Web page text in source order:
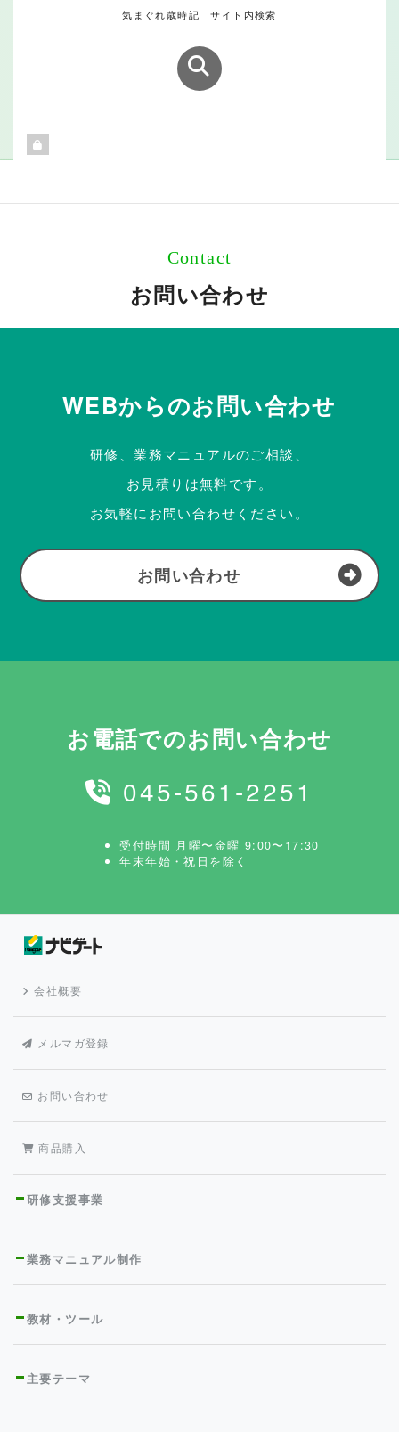
気まぐれ歳時記 サイト内検索
Contact
お問い合わせ
WEBからのお問い合わせ
研修、業務マニュアルのご相談、
お見積りは無料です。
お気軽にお問い合わせください。
お問い合わせ
お電話でのお問い合わせ
045-561-2251
受付時間 月曜〜金曜 9:00〜17:30
年末年始・祝日を除く
会社概要
メルマガ登録
お問い合わせ
商品購入
研修支援事業
業務マニュアル制作
教材・ツール
主要テーマ